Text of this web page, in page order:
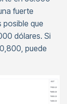
fuerte
posible que
dólares. Si
puede